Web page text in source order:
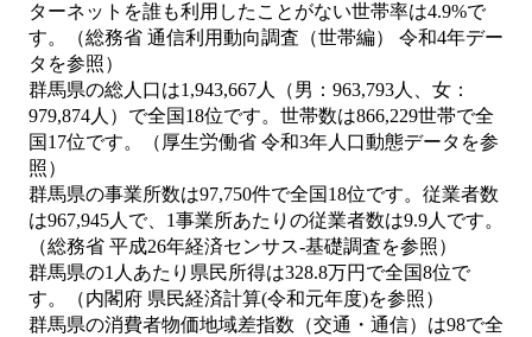
ターネットを誰も利用したことがない世帯率は4.9%で
す。（総務省 通信利用動向調査（世帯編） 令和4年デー
タを参照）
群馬県の総人口は1,943,667人（男：963,793人、女：
979,874人）で全国18位です。世帯数は866,229世帯で全
国17位です。（厚生労働省 令和3年人口動態データを参
照）
群馬県の事業所数は97,750件で全国18位です。従業者数
は967,945人で、1事業所あたりの従業者数は9.9人です。
（総務省 平成26年経済センサス‐基礎調査を参照）
群馬県の1人あたり県民所得は328.8万円で全国8位で
す。（内閣府 県民経済計算(令和元年度)を参照）
群馬県の消費者物価地域差指数（交通・通信）は98で全